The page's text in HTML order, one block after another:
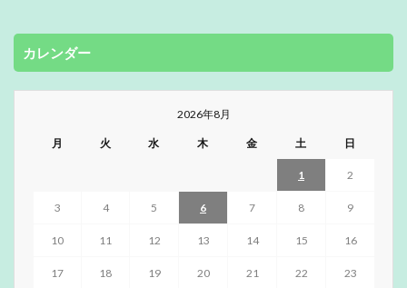
カレンダー
2026年8月
月 火 水 木 金 土 日
1 2
3 4 5 6 7 8 9
10 11 12 13 14 15 16
17 18 19 20 21 22 23